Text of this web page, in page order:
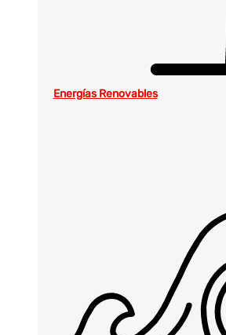
Energías Renovables